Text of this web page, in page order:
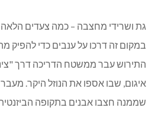
גת ושרידי מחצבה – כמה צעדים
במקום זה דרכו על ענבים כדי להפיק
התירוש עבר ממשטח הדריכה דרך
איגום, שבו אספו את הנוזל היקר.
שממנה חצבו אבנים בתקופה